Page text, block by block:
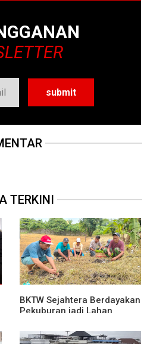
TERKINI
BKTW Sejahtera Berdayakan
Pekuburan jadi Lahan